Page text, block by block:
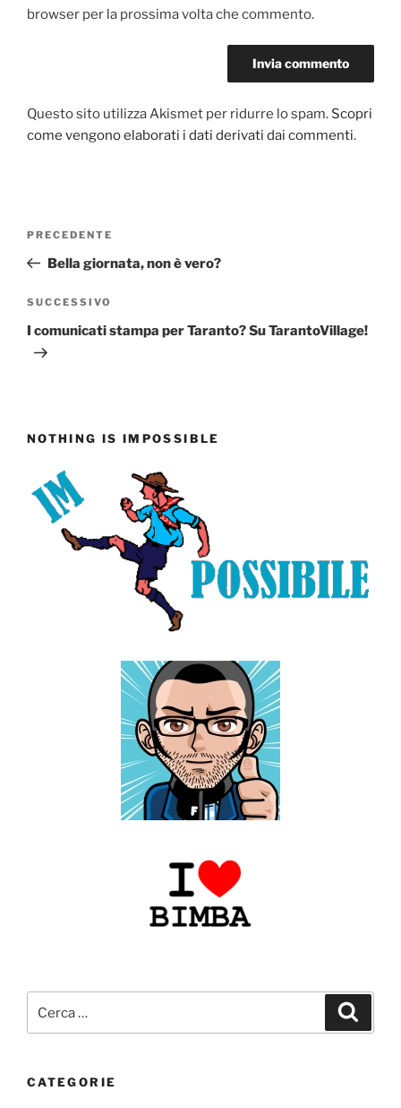
browser per la prossima volta che commento.
Questo sito utilizza Akismet per ridurre lo spam. Scopri
come vengono elaborati i dati derivati dai commenti.
Articolo
precedente:
PRECEDENTE
Bella giornata, non è vero?
Articolo
successivo
SUCCESSIVO
I comunicati stampa per Taranto? Su TarantoVillage!
NOTHING IS IMPOSSIBLE
CATEGORIE